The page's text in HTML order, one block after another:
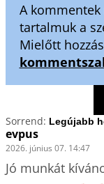
A
tartalmuk a
Mielőtt
Sorrend:
evpus
2026. június 07. 14:47
Jó munkát